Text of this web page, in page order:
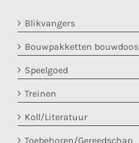
Blikvangers
Bouwpakketten bouwdoos
Speelgoed
Treinen
Koll/Literatuur
Toebehoren/Gereedschap